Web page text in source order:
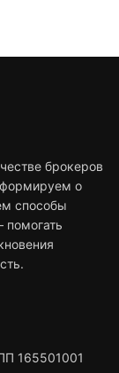
брокеров
о
способы
165501001